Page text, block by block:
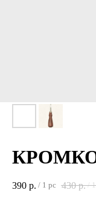
390 р. / 1 pc 430 р. /